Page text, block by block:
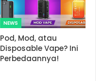
NEWS
Pod, Mod, atau
Disposable Vape? Ini
Perbedaannya!